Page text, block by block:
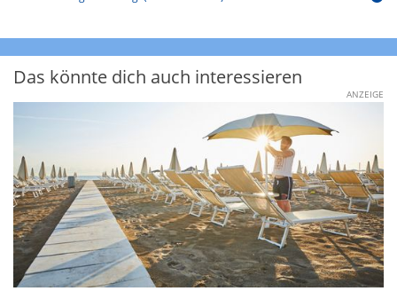
Das könnte dich auch interessieren
ANZEIGE